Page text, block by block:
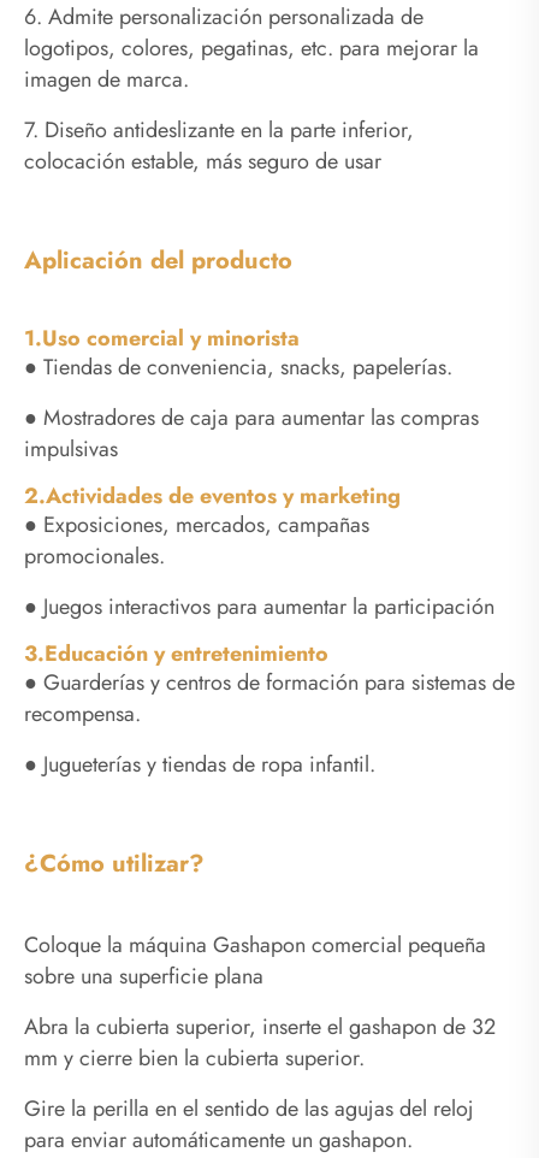
6. Admite personalización personalizada de
logotipos, colores, pegatinas, etc. para mejorar la
imagen de marca.
7. Diseño antideslizante en la parte inferior,
colocación estable, más seguro de usar
Aplicación del producto
1.Uso comercial y minorista
● Tiendas de conveniencia, snacks, papelerías.
● Mostradores de caja para aumentar las compras
impulsivas
2.Actividades de eventos y marketing
● Exposiciones, mercados, campañas
promocionales.
● Juegos interactivos para aumentar la participación
3.Educación y entretenimiento
● Guarderías y centros de formación para sistemas de
recompensa.
● Jugueterías y tiendas de ropa infantil.
¿Cómo utilizar?
Coloque la máquina Gashapon comercial pequeña
sobre una superficie plana
Abra la cubierta superior, inserte el gashapon de 32
mm y cierre bien la cubierta superior.
Gire la perilla en el sentido de las agujas del reloj
para enviar automáticamente un gashapon.